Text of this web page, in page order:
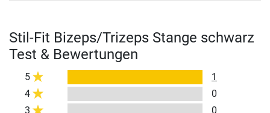
Stil-Fit Bizeps/Trizeps Stange schwarz
Test & Bewertungen
5
1
4
0
3
0